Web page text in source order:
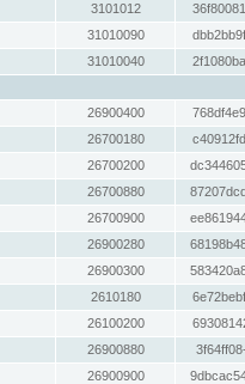
3101012
31010090
31010040
26900400
26700180
26700200
26700880
26700900
26900280
26900300
2610180
26100200
26900880
26900900